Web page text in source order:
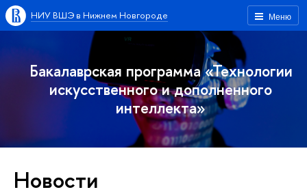
Меню
НИУ ВШЭ в Нижнем Новгороде
Бакалаврская программа «Технологии
искусственного и дополненного
интеллекта»
Новости